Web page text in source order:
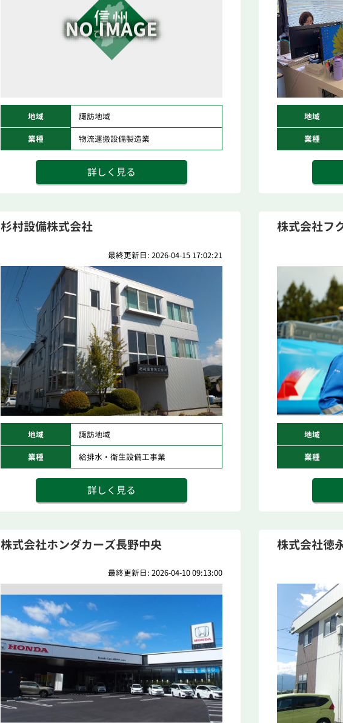
地域 諏訪地域
業種 物流運搬設備製造業
詳しく見る
地域
業種
杉村設備株式会社
最終更新日: 2026-04-15 17:02:21
地域 諏訪地域
業種 給排水・衛生設備工事業
詳しく見る
株式会社フ
地域
業種
株式会社ホンダカーズ長野中央
最終更新日: 2026-04-10 09:13:00
株式会社徳